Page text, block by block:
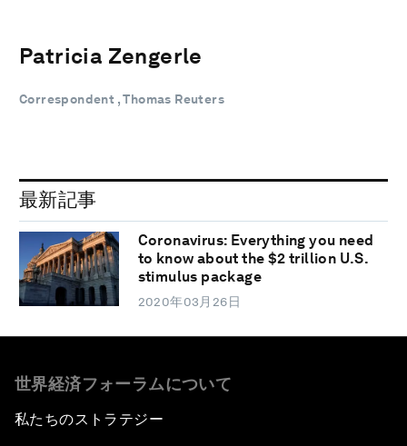
Patricia Zengerle
Correspondent , Thomas Reuters
最新記事
Coronavirus: Everything you need
to know about the $2 trillion U.S.
stimulus package
2020年03月26日
世界経済フォーラムについて
私たちのストラテジー